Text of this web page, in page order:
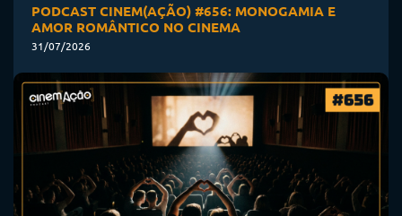
PODCAST CINEM(AÇÃO) #656: MONOGAMIA E
AMOR ROMÂNTICO NO CINEMA
31/07/2026